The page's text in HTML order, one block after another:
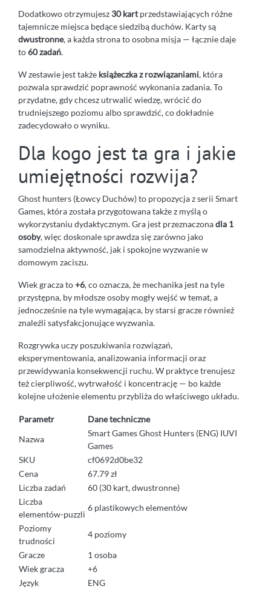
Dodatkowo otrzymujesz30 kartprzedstawiających różne
tajemnicze miejsca będące siedzibą duchów. Karty są
dwustronne, a każda strona to osobna misja — łącznie daje
to60 zadań.
W zestawie jest także książeczka z rozwiązaniami, która
pozwala sprawdzić poprawność wykonania zadania. To
przydatne, gdy chcesz utrwalić wiedzę, wrócić do
trudniejszego poziomu albo sprawdzić, co dokładnie
zadecydowało o wyniku.
Dla kogo jest ta gra i jakie
umiejętności rozwija?
Ghost hunters (Łowcy Duchów) to propozycja z serii Smart
Games, która została przygotowana także z myślą o
wykorzystaniu dydaktycznym. Gra jest przeznaczonadla 1
osoby, więc doskonale sprawdza się zarówno jako
samodzielna aktywność, jak i spokojne wyzwanie w
domowym zaciszu.
Wiek gracza to+6, co oznacza, że mechanika jest na tyle
przystępna, by młodsze osoby mogły wejść w temat, a
jednocześnie na tyle wymagająca, by starsi gracze również
znaleźli satysfakcjonujące wyzwania.
Rozgrywka uczy poszukiwania rozwiązań,
eksperymentowania, analizowania informacji oraz
przewidywania konsekwencji ruchu. W praktyce trenujesz
też cierpliwość, wytrwałość i koncentrację — bo każde
kolejne ułożenie elementu przybliża do właściwego układu.
Parametr
Dane techniczne
Nazwa
Smart Games Ghost Hunters (ENG) IUVI
Games
SKU
cf0692d0be32
Cena
67.79 zł
Liczba zadań
60 (30 kart, dwustronne)
Liczba
elementów-puzzli
6 plastikowych elementów
Poziomy
trudności
4 poziomy
Gracze
1 osoba
Wiek gracza
+6
Język
ENG